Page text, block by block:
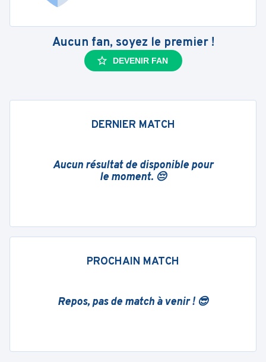
Aucun fan, soyez le premier !
DEVENIR FAN
DERNIER MATCH
Aucun résultat de disponible pour
le moment. 😔
PROCHAIN MATCH
Repos, pas de match à venir ! 😎